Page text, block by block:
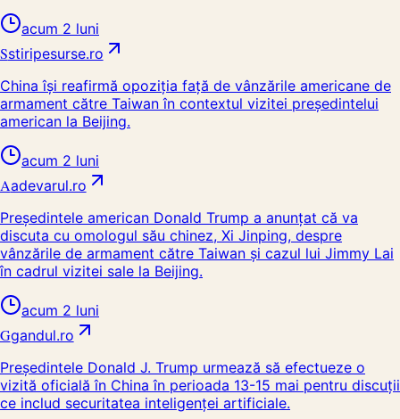
acum 2 luni
Sstiripesurse.ro
China își reafirmă opoziția față de vânzările americane de
armament către Taiwan în contextul vizitei președintelui
american la Beijing.
acum 2 luni
Aadevarul.ro
Președintele american Donald Trump a anunțat că va
discuta cu omologul său chinez, Xi Jinping, despre
vânzările de armament către Taiwan și cazul lui Jimmy Lai
în cadrul vizitei sale la Beijing.
acum 2 luni
Ggandul.ro
Președintele Donald J. Trump urmează să efectueze o
vizită oficială în China în perioada 13-15 mai pentru discuții
ce includ securitatea inteligenței artificiale.